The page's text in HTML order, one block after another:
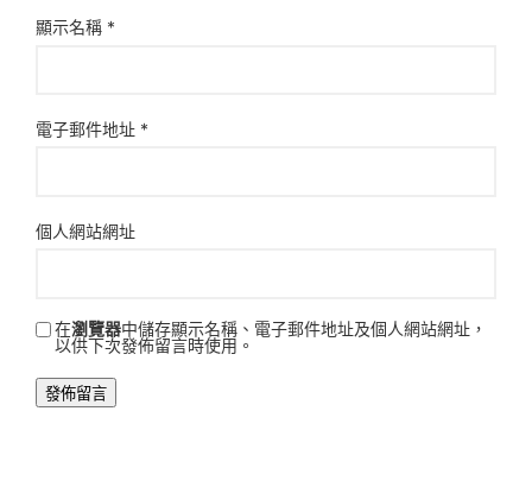
顯示名稱 *
電子郵件地址 *
個人網站網址
在瀏覽器中儲存顯示名稱、電子郵件地址及個人網站網址，
以供下次發佈留言時使用。